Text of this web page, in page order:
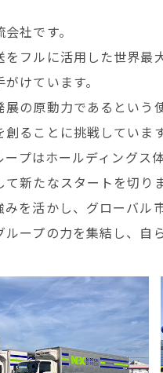
社です。
をフルに活用した世界
けています。
展の原動力であるという
ることに挑戦しています
プはホールディングス
新たなスタートを切り
みを活かし、グローバ
ープの力を集結し、自